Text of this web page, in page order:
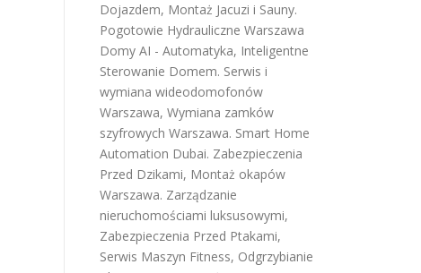
Dojazdem, Montaż Jacuzi i Sauny.
Pogotowie Hydrauliczne Warszawa
Domy AI - Automatyka, Inteligentne
Sterowanie Domem. Serwis i
wymiana wideodomofonów
Warszawa, Wymiana zamków
szyfrowych Warszawa. Smart Home
Automation Dubai. Zabezpieczenia
Przed Dzikami, Montaż okapów
Warszawa. Zarządzanie
nieruchomościami luksusowymi,
Zabezpieczenia Przed Ptakami,
Serwis Maszyn Fitness, Odgrzybianie